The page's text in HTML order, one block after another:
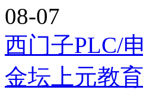
08-07
西门子PLC/
金坛上元教